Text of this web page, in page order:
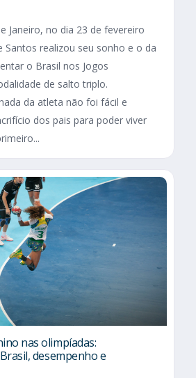
Janeiro, no dia 23 de fevereiro
Santos realizou seu sonho e o da
o Brasil nos Jogos
de salto triplo.
da atleta não foi fácil e
dos pais para poder viver
nas olimpíadas:
desempenho e